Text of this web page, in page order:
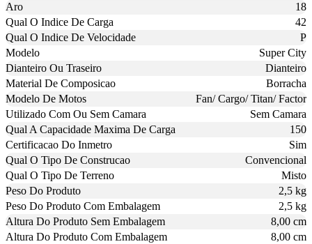
Aro
18
Qual O Indice De Carga
42
Qual O Indice De Velocidade
P
Modelo
Super City
Dianteiro Ou Traseiro
Dianteiro
Material De Composicao
Borracha
Modelo De Motos
Fan/ Cargo/ Titan/ Factor
Utilizado Com Ou Sem Camara
Sem Camara
Qual A Capacidade Maxima De Carga
150
Certificacao Do Inmetro
Sim
Qual O Tipo De Construcao
Convencional
Qual O Tipo De Terreno
Misto
Peso Do Produto
2,5 kg
Peso Do Produto Com Embalagem
2,5 kg
Altura Do Produto Sem Embalagem
8,00 cm
Altura Do Produto Com Embalagem
8,00 cm